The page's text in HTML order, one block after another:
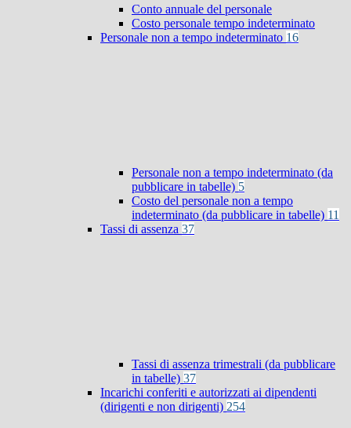
Conto annuale del personale
Costo personale tempo indeterminato
Personale non a tempo indeterminato 16
Personale non a tempo indeterminato (da
pubblicare in tabelle) 5
Costo del personale non a tempo
indeterminato (da pubblicare in tabelle) 11
Tassi di assenza 37
Tassi di assenza trimestrali (da pubblicare
in tabelle) 37
Incarichi conferiti e autorizzati ai dipendenti
(dirigenti e non dirigenti) 254